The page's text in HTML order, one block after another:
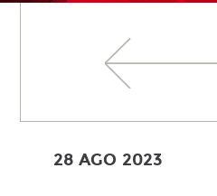
28 AGO 2023